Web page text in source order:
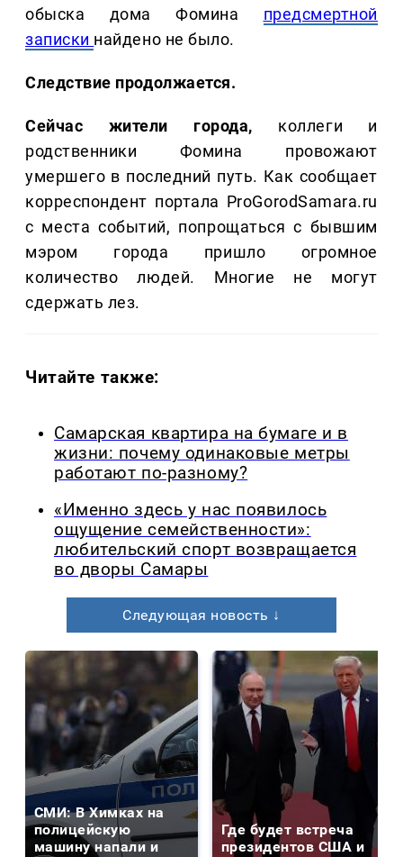
обыска дома Фомина предсмертной
записки найдено не было.
Следствие продолжается.
Сейчас жители города, коллеги и
родственники Фомина провожают
умершего в последний путь. Как сообщает
корреспондент портала ProGorodSamara.ru
с места событий, попрощаться с бывшим
мэром города пришло огромное
количество людей. Многие не могут
сдержать лез.
Читайте также:
Самарская квартира на бумаге и в
жизни: почему одинаковые метры
работают по-разному?
«Именно здесь у нас появилось
ощущение семейственности»:
любительский спорт возвращается
во дворы Самары
Следующая новость ↓
СМИ: В Химках на
полицейскую
машину напали и
Где будет встреча
президентов США и